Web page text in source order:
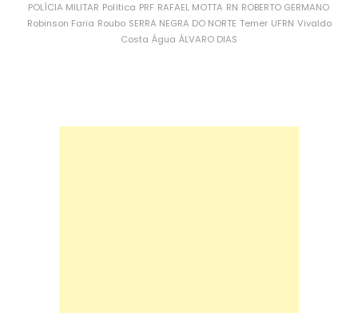
POLÍCIA MILITAR Política PRF RAFAEL MOTTA RN ROBERTO GERMANO
Robinson Faria Roubo SERRA NEGRA DO NORTE Temer UFRN Vivaldo
Costa Água ÁLVARO DIAS